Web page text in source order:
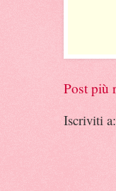
Post più
Iscriviti a: